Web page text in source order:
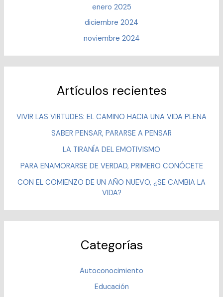
enero 2025
diciembre 2024
noviembre 2024
Artículos recientes
VIVIR LAS VIRTUDES: EL CAMINO HACIA UNA VIDA PLENA
SABER PENSAR, PARARSE A PENSAR
LA TIRANÍA DEL EMOTIVISMO
PARA ENAMORARSE DE VERDAD, PRIMERO CONÓCETE
CON EL COMIENZO DE UN AÑO NUEVO, ¿SE CAMBIA LA
VIDA?
Categorías
Autoconocimiento
Educación